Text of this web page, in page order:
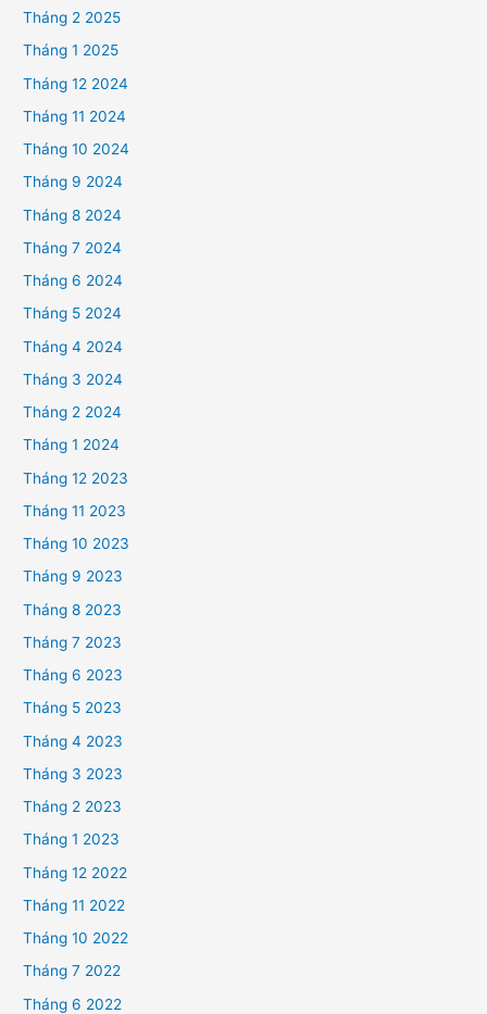
Tháng 2 2025
Tháng 1 2025
Tháng 12 2024
Tháng 11 2024
Tháng 10 2024
Tháng 9 2024
Tháng 8 2024
Tháng 7 2024
Tháng 6 2024
Tháng 5 2024
Tháng 4 2024
Tháng 3 2024
Tháng 2 2024
Tháng 1 2024
Tháng 12 2023
Tháng 11 2023
Tháng 10 2023
Tháng 9 2023
Tháng 8 2023
Tháng 7 2023
Tháng 6 2023
Tháng 5 2023
Tháng 4 2023
Tháng 3 2023
Tháng 2 2023
Tháng 1 2023
Tháng 12 2022
Tháng 11 2022
Tháng 10 2022
Tháng 7 2022
Tháng 6 2022